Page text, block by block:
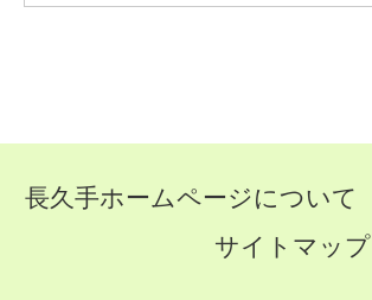
長久手ホームページについて
サイトマップ